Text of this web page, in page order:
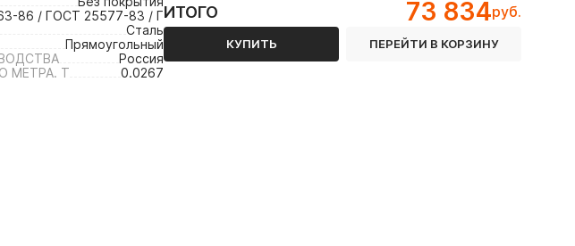
86 / ГОСТ 25577-83 / ГОСТ 30245-2003 / ГОСТ 8639-82 / ГОСТ Р 54157-2010
Сталь
Прямоугольный
Россия
МЕТРА. Т
0.0267
ИТОГО 73 834руб.
КУПИТЬ ПЕРЕЙТИ В КОРЗИНУ